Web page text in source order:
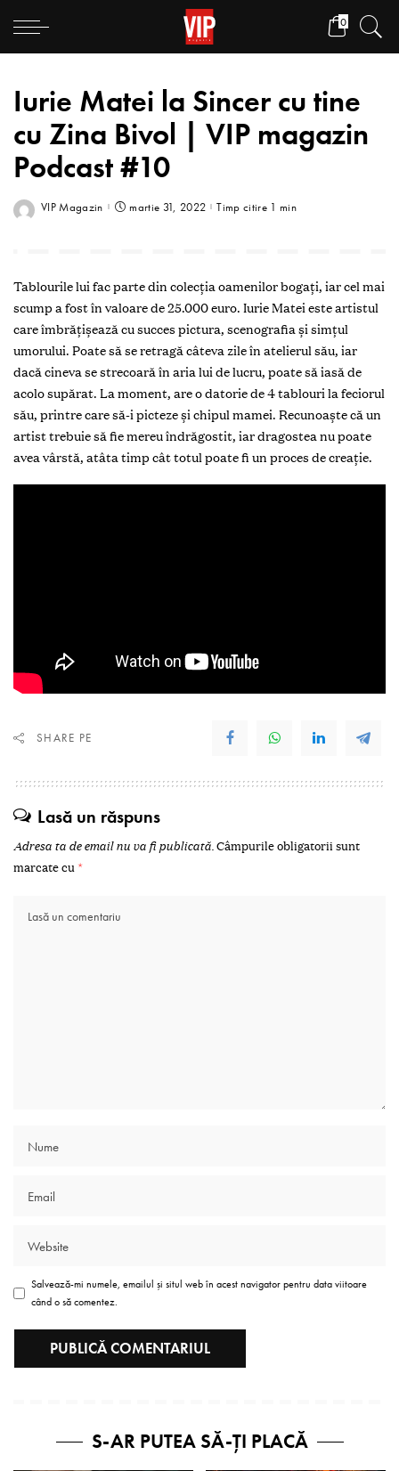
0
Iurie Matei la Sincer cu tine
cu Zina Bivol | VIP magazin
Podcast #10
VIP Magazin martie 31, 2022 Timp citire 1 min
Tablourile lui fac parte din colecția oamenilor bogați, iar cel mai
scump a fost în valoare de 25.000 euro. Iurie Matei este artistul
care îmbrățișează cu succes pictura, scenografia și simțul
umorului. Poate să se retragă câteva zile în atelierul său, iar
dacă cineva se strecoară în aria lui de lucru, poate să iasă de
acolo supărat. La moment, are o datorie de 4 tablouri la feciorul
său, printre care să-i picteze și chipul mamei. Recunoaște că un
artist trebuie să fie mereu îndrăgostit, iar dragostea nu poate
avea vârstă, atâta timp cât totul poate fi un proces de creație.
SHARE PE
Lasă un răspuns
Adresa ta de email nu va fi publicată.Câmpurile obligatorii sunt
marcate cu *
Salvează-mi numele, emailul și situl web în acest navigator pentru data viitoare
când o să comentez.
S-AR PUTEA SĂ-ȚI PLACĂ